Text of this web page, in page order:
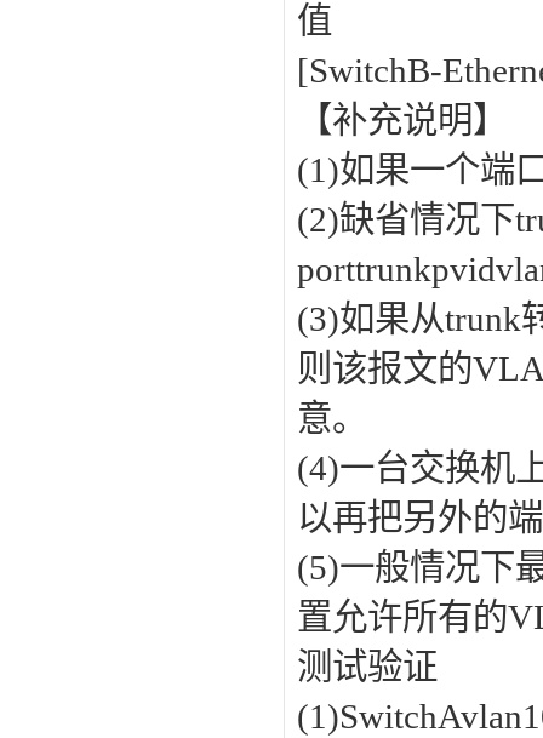
值
[SwitchB-
【补充说明】
(1)如果一个端
(2)缺省情况下
(3)如果从trunk
则该报文的
意。
(4)一台交换机
以再把另外的
(5)一般情况下
置允许所有的
测试验证